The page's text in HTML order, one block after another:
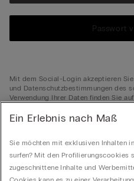
Passwort
Mit dem Social-Login akzeptieren
und Datenschutzbestimmungen des
Verwendung Ihrer Daten finden Sie
Sie sind noch
Ein Erlebnis nach Maß
Sie möchten mit exklusiven Inhalten
surfen? Mit den Profilierungscookies
zugeschnittene Inhalte und